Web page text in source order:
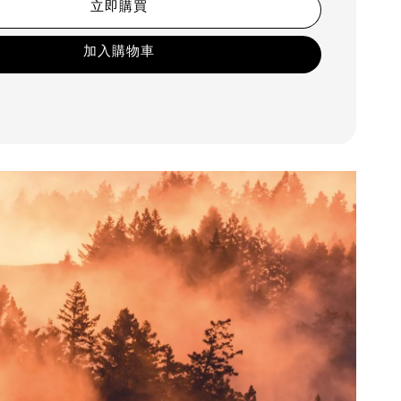
立即購買
加入購物車